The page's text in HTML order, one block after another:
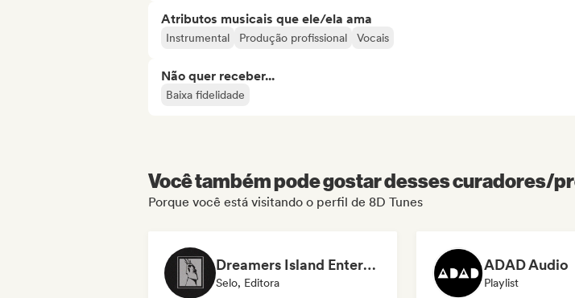
Atributos musicais que ele/ela ama
Instrumental Produção profissional Vocais
Não quer receber...
Baixa fidelidade
Você também pode gostar desses curadores/
Porque você está visitando o perfil de 8D Tunes
Dreamers Island Entertainment
Selo, Editora
ADAD Audio
Playlist